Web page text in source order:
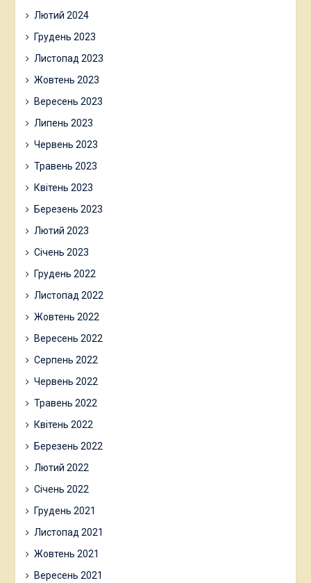
Лютий 2024
Грудень 2023
Листопад 2023
Жовтень 2023
Вересень 2023
Липень 2023
Червень 2023
Травень 2023
Квітень 2023
Березень 2023
Лютий 2023
Січень 2023
Грудень 2022
Листопад 2022
Жовтень 2022
Вересень 2022
Серпень 2022
Червень 2022
Травень 2022
Квітень 2022
Березень 2022
Лютий 2022
Січень 2022
Грудень 2021
Листопад 2021
Жовтень 2021
Вересень 2021